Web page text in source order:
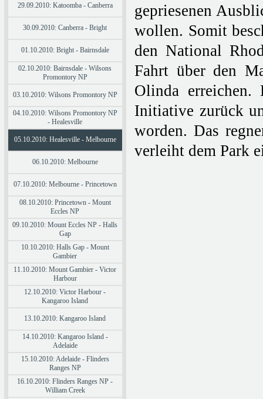
29.09.2010: Katoomba - Canberra
30.09.2010: Canberra - Bright
01.10.2010: Bright - Bairnsdale
02.10.2010: Bairnsdale - Wilsons
Promontory NP
03.10.2010: Wilsons Promontory NP
04.10.2010: Wilsons Promontory NP
- Healesville
05.10.2010: Healesville - Melbourne
06.10.2010: Melbourne
07.10.2010: Melbourne - Princetown
08.10.2010: Princetown - Mount
Eccles NP
09.10.2010: Mount Eccles NP - Halls
Gap
10.10.2010: Halls Gap - Mount
Gambier
11.10.2010: Mount Gambier - Victor
Harbour
12.10.2010: Victor Harbour -
Kangaroo Island
13.10.2010: Kangaroo Island
14.10.2010: Kangaroo Island -
Adelaide
15.10.2010: Adelaide - Flinders
Ranges NP
16.10.2010: Flinders Ranges NP -
William Creek
gepriesenen
wollen. Somit
den National
Fahrt über den
Olinda erreichen.
Initiative zurück
worden. Das
verleiht dem Park